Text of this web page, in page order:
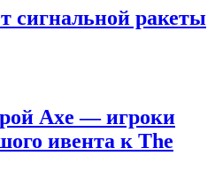
сигнальной ракеты
Axe — игроки
ивента к The